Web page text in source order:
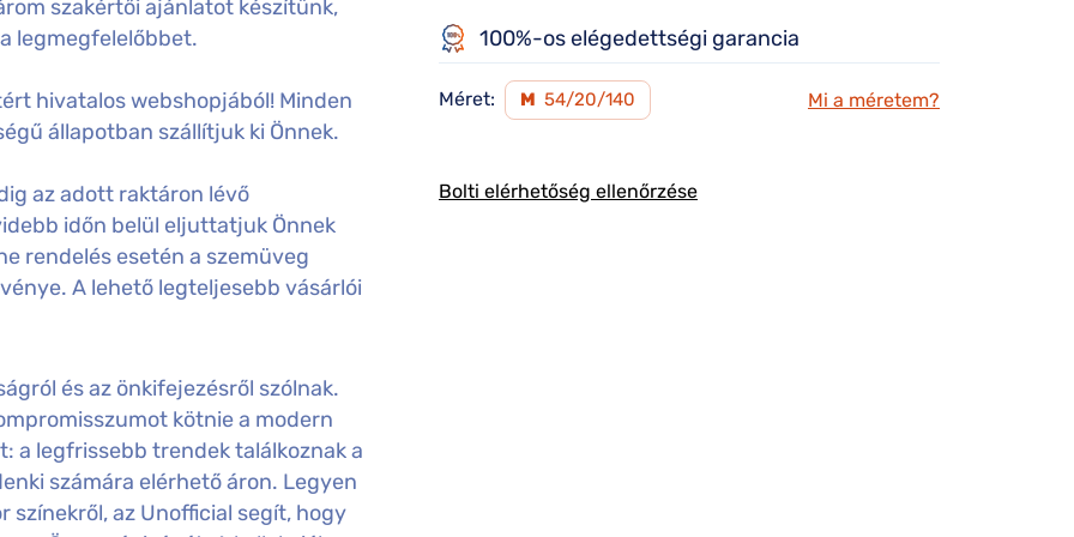
szakértői ajánlatot készítünk,
legmegfelelőbbet.
hivatalos webshopjából! Minden
állapotban szállítjuk ki Önnek.
az adott raktáron lévő
időn belül eljuttatjuk Önnek
rendelés esetén a szemüveg
A lehető legteljesebb vásárlói
és az önkifejezésről szólnak.
kötnie a modern
a legfrissebb trendek találkoznak a
számára elérhető áron. Legyen
az Unofficial segít, hogy
100%-os elégedettségi garancia
Méret: M 54/20/140 Mi a méretem?
Bolti elérhetőség ellenőrzése